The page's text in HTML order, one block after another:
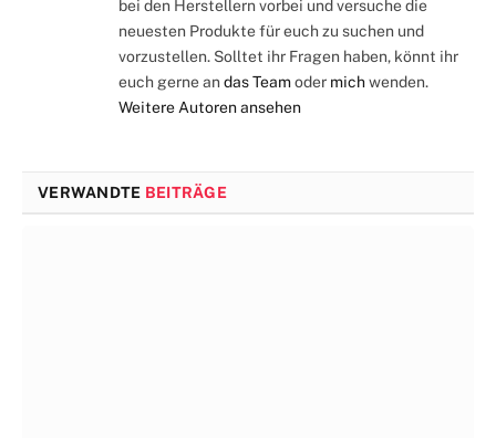
bei den Herstellern vorbei und versuche die
neuesten Produkte für euch zu suchen und
vorzustellen. Solltet ihr Fragen haben, könnt ihr
euch gerne andas Teamoder michwenden.
Weitere Autoren ansehen
VERWANDTE BEITRÄGE